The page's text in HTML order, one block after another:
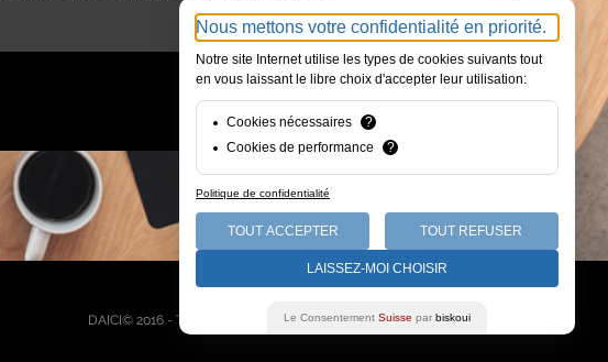
DAICI© 2016 - Tous droits réservés -Mentions légales -Plan du site
Nous mettons votre confidentialité en priorité.
Notre site Internet utilise les types de cookies suivants tout
en vous laissant le libre choix d'accepter leur utilisation:
Cookies nécessaires
?
Cookies de performance
?
Politique de confidentialité
TOUT ACCEPTER TOUT REFUSER
LAISSEZ-MOI CHOISIR
Le Consentement Suisse par biskoui